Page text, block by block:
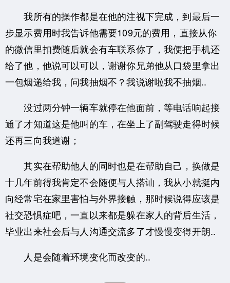
我所有的操作都是在他的注视下完成，到最后一
步显示费用时我告诉他需要109元的费用，直接从你
的微信里扣费随后就会有车联系你了，我便把手机还
给了他，他说可以可以，谢谢你兄弟他从口袋里拿出
一包烟递给我，问我抽烟不？我说谢啦我不抽烟..
没过两分钟一辆车就停在他面前，等电话响起接
通了才知道这是他叫的车，在坐上了副驾驶走得时候
还再三向我道谢；
其实在帮助他人的同时也是在帮助自己，换做是
十几年前得我肯定不会随便与人搭讪，我从小就挺内
向经常宅在家里害怕与外界接触，那时候说得应该是
社交恐惧症吧，一直以来都是躲在家人的背后生活，
毕业出来社会后与人沟通交流多了才慢慢变得开朗..
人是会随着环境变化而改变的..